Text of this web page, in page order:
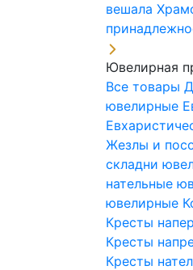
вешала
Ювелирная
Все товары
ювелирные
Жезлы и
складни
нательные
ювелирные
Кресты
Кресты
Кресты